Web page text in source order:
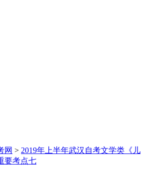
网 > 2019年上半年武汉自考文学类《儿
要考点七